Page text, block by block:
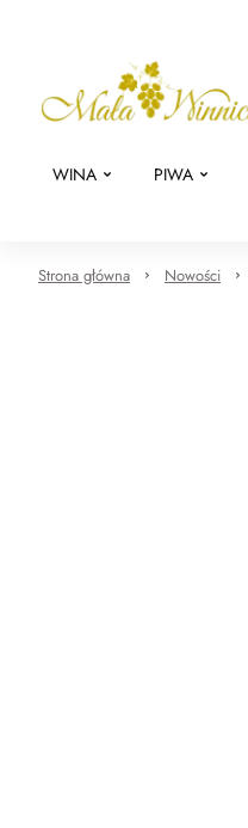
WINA PIWA
Strona główna Nowości